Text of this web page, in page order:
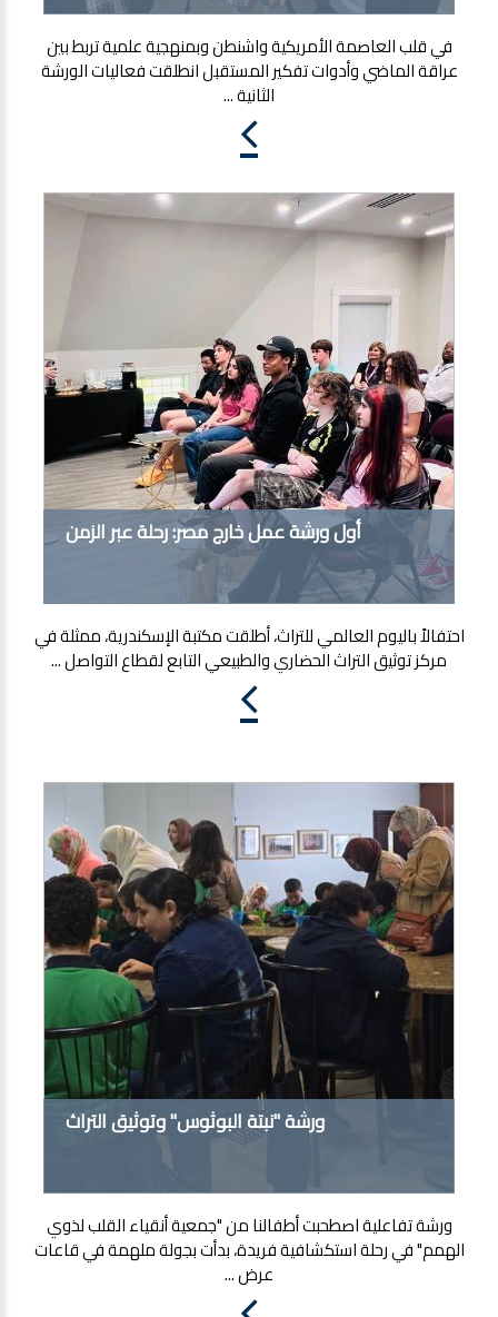
في قلب العاصمة الأمريكية واشنطن وبمنهجية علمية تربط بين
عراقة الماضي وأدوات تفكير المستقبل انطلقت فعاليات الورشة
الثانية ...
أول ورشة عمل خارج مصر: رحلة عبر الزمن
احتفالاً باليوم العالمي للتراث، أطلقت مكتبة الإسكندرية، ممثلة في
مركز توثيق التراث الحضاري والطبيعي التابع لقطاع التواصل ...
ورشة "نبتة البوثوس" وتوثيق التراث
ورشة تفاعلية اصطحبت أطفالنا من "جمعية أنقياء القلب لذوي
الهمم" في رحلة استكشافية فريدة، بدأت بجولة ملهمة في قاعات
عرض ...